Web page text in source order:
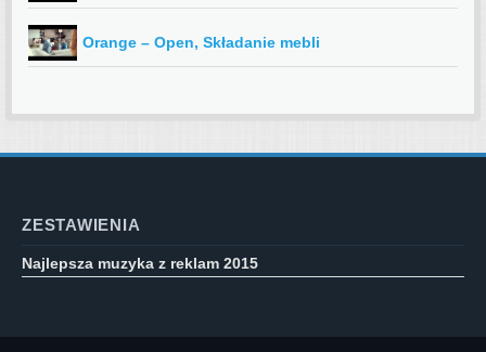
Orange – Open, Składanie mebli
ZESTAWIENIA
Najlepsza muzyka z reklam 2015